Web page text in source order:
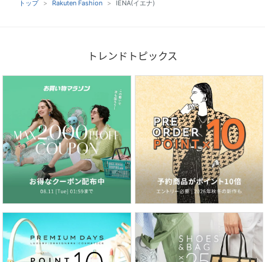
トップ Rakuten Fashion IENA(イエナ)
トレンドトピックス